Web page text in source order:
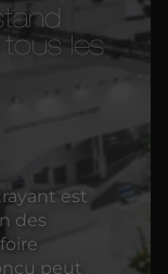
les
est
des
peut